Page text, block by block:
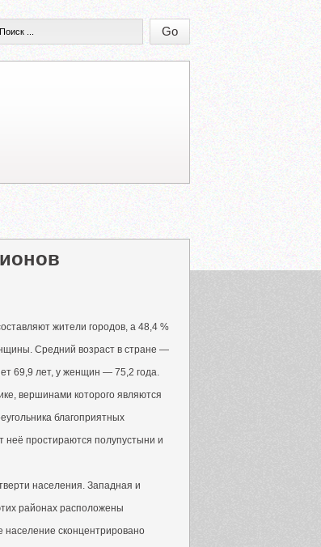
жители городов, а 48,4 %
Средний возраст в стране —
69,9 лет, у женщин — 75,2 года.
вершинами которого являются
благоприятных
неё простираются полупустыни и
населения. Западная и
районах расположены
сконцентрировано